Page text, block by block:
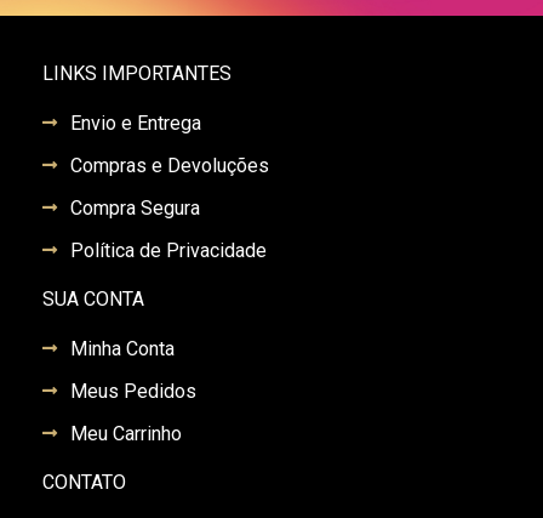
LINKS IMPORTANTES
Envio e Entrega
Compras e Devoluções
Compra Segura
Política de Privacidade
SUA CONTA
Minha Conta
Meus Pedidos
Meu Carrinho
CONTATO